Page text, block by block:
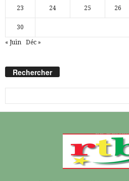
23 24 25 26
30
« Juin Déc »
Rechercher